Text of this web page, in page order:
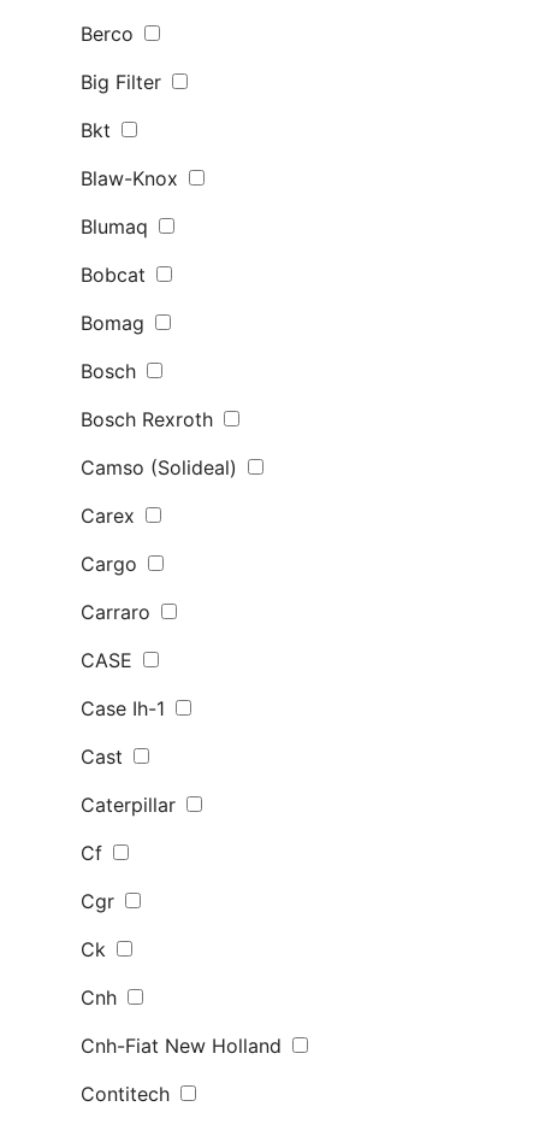
Berco
Big Filter
Bkt
Blaw-Knox
Blumaq
Bobcat
Bomag
Bosch
Bosch Rexroth
Camso (Solideal)
Carex
Cargo
Carraro
CASE
Case Ih-1
Cast
Caterpillar
Cf
Cgr
Ck
Cnh
Cnh-Fiat New Holland
Contitech